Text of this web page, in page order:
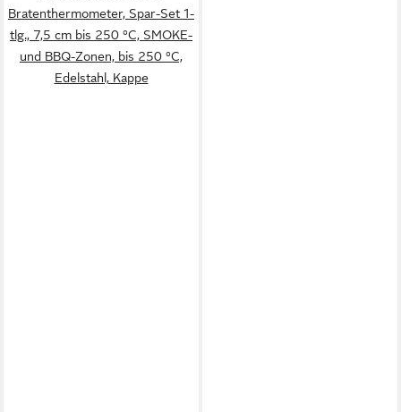
Bratenthermometer, Spar-Set 1-
tlg., 7,5 cm bis 250 °C, SMOKE-
und BBQ-Zonen, bis 250 °C,
Edelstahl, Kappe